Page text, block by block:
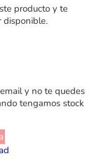
producto y te
disponible.
y no te quedes
tengamos stock